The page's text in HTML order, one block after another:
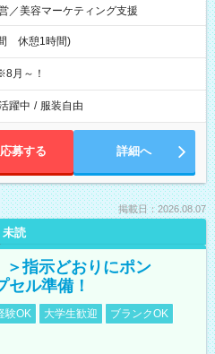
／美容マーケティング支援
休憩1時間)
月～！
躍中 / 服装自由
応募する 詳細へ
掲載日：2026.08.07
未読
＞指示どおりにポン
セル準備！
験OK 大学生歓迎
ブランクOK